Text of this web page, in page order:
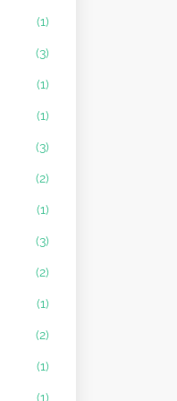
(1)
(3)
(1)
(1)
(3)
(2)
(1)
(3)
(2)
(1)
(2)
(1)
(1)